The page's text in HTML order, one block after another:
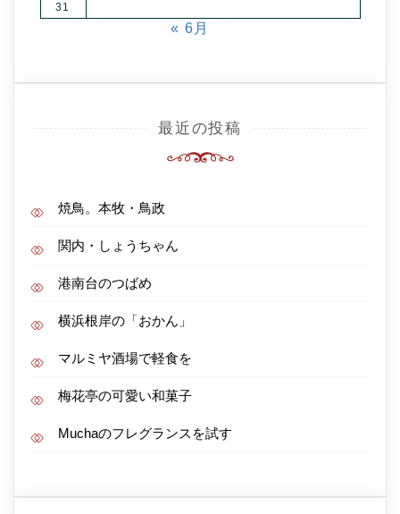
31
« 6月
最近の投稿
焼鳥。本牧・鳥政
関内・しょうちゃん
港南台のつばめ
横浜根岸の「おかん」
マルミヤ酒場で軽食を
梅花亭の可愛い和菓子
Muchaのフレグランスを試す